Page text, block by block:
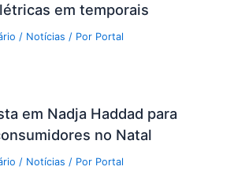
em temporais
/ Notícias / Por Portal
em Nadja Haddad para
no Natal
/ Notícias / Por Portal